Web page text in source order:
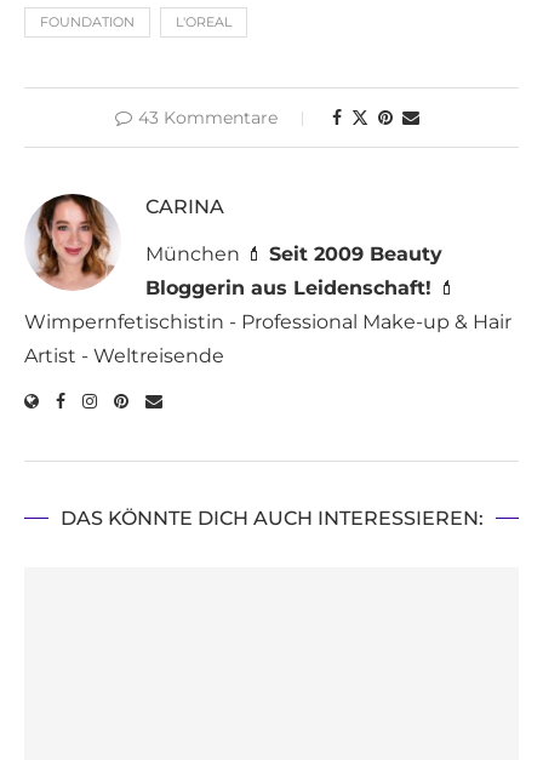
FOUNDATION L'OREAL
43 Kommentare
CARINA
München 💄 Seit 2009 Beauty
Bloggerin aus Leidenschaft! 💄
Wimpernfetischistin - Professional Make-up & Hair
Artist - Weltreisende
DAS KÖNNTE DICH AUCH INTERESSIEREN: